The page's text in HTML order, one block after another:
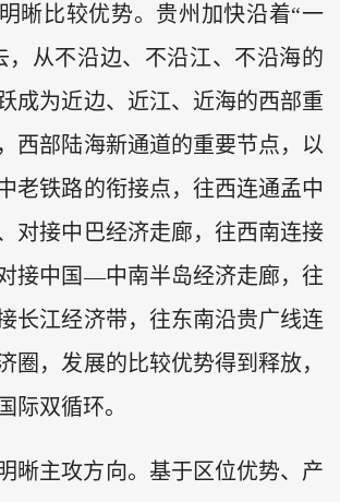
晰比较优势。贵州加快沿着“一
，从不沿边、不沿江、不沿海的
成为近边、近江、近海的西部重
西部陆海新通道的重要节点，以
老铁路的衔接点，往西连通孟中
对接中巴经济走廊，往西南连接
接中国—中南半岛经济走廊，往
长江经济带，往东南沿贵广线连
圈，发展的比较优势得到释放，
际双循环。
晰主攻方向。基于区位优势、产